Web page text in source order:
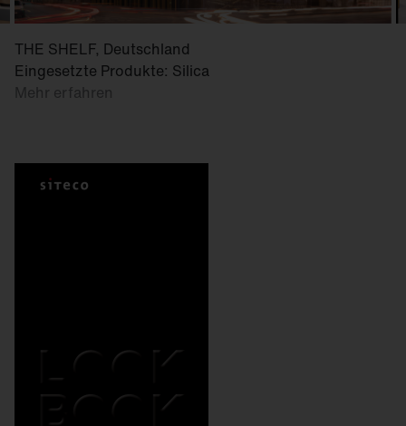
THE SHELF, Deutschland
Eingesetzte Produkte: Silica
Mehr erfahren